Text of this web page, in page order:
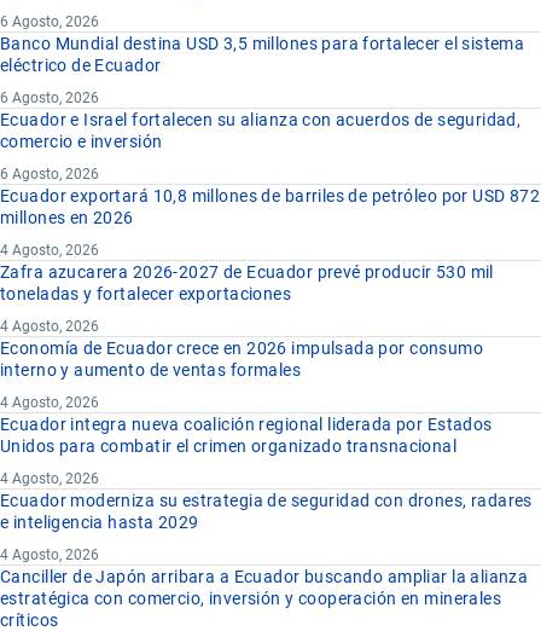
6 Agosto, 2026
Banco Mundial destina USD 3,5 millones para fortalecer el sistema
eléctrico de Ecuador
6 Agosto, 2026
Ecuador e Israel fortalecen su alianza con acuerdos de seguridad,
comercio e inversión
6 Agosto, 2026
Ecuador exportará 10,8 millones de barriles de petróleo por USD 872
millones en 2026
4 Agosto, 2026
Zafra azucarera 2026-2027 de Ecuador prevé producir 530 mil
toneladas y fortalecer exportaciones
4 Agosto, 2026
Economía de Ecuador crece en 2026 impulsada por consumo
interno y aumento de ventas formales
4 Agosto, 2026
Ecuador integra nueva coalición regional liderada por Estados
Unidos para combatir el crimen organizado transnacional
4 Agosto, 2026
Ecuador moderniza su estrategia de seguridad con drones, radares
e inteligencia hasta 2029
4 Agosto, 2026
Canciller de Japón arribara a Ecuador buscando ampliar la alianza
estratégica con comercio, inversión y cooperación en minerales
críticos